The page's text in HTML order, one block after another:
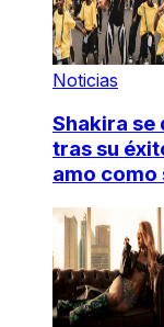
Noticias
Shakira se
tras su
amo como